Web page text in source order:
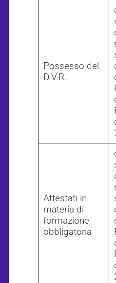
Possesso del
D.V.R.
Attestati in
materia di
formazione
obbligatoria